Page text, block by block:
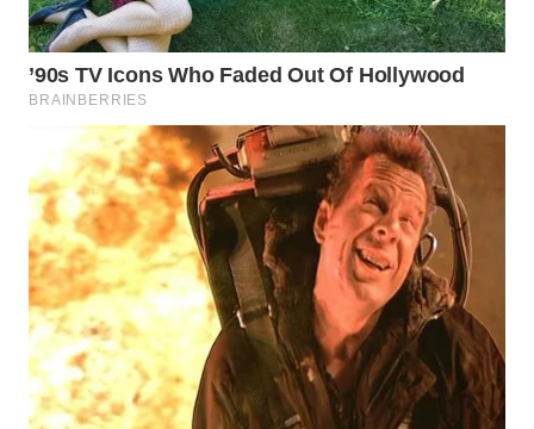
Wahana
Media
Group
WAHANA
NEWS
WAHANA
TANI
WAHANA
ADVOKAT
WAHANA
INFRASTRUKTUR